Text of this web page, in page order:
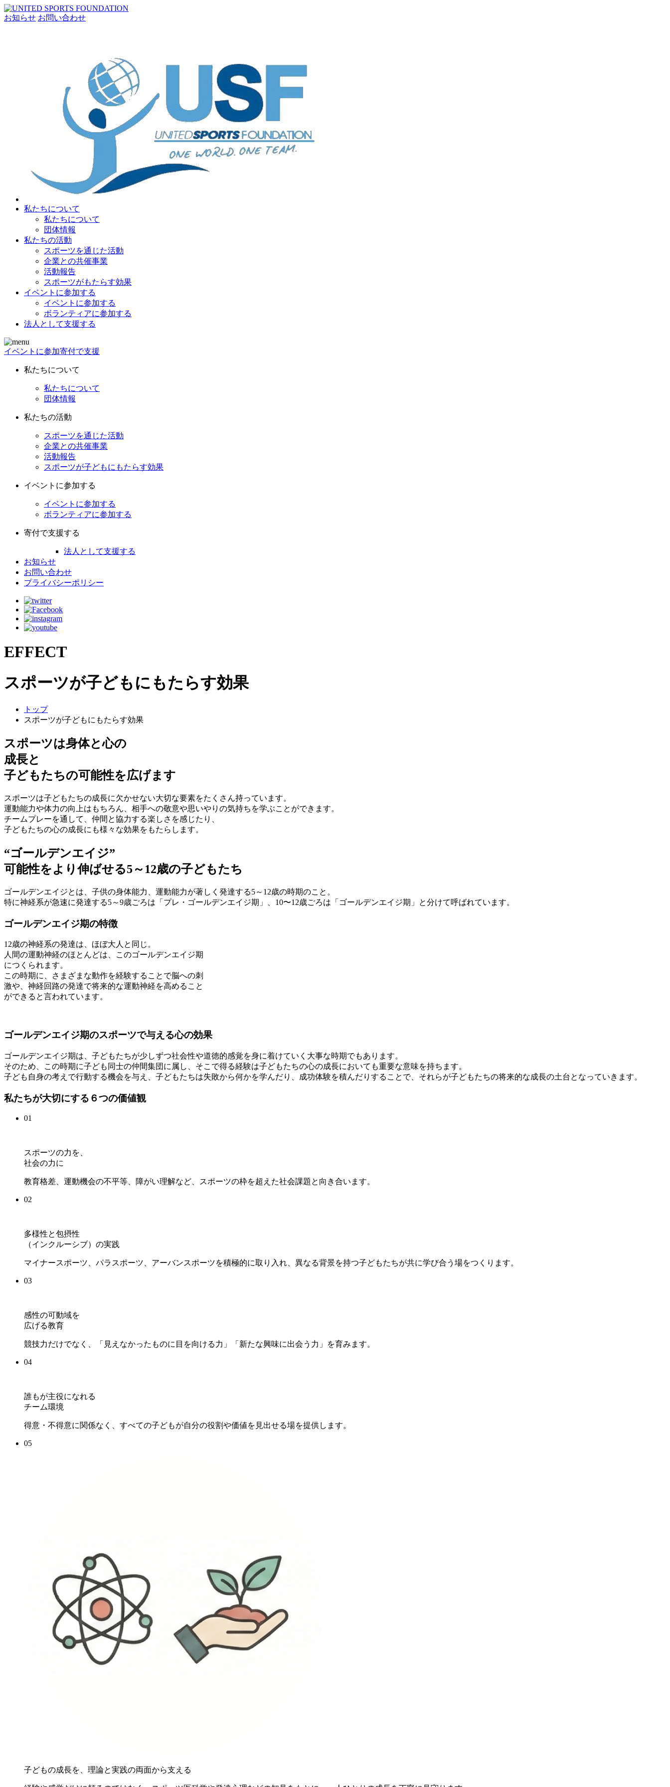
お知らせ お問い合わせ
私たちについて
私たちについて
団体情報
私たちの活動
スポーツを通じた活動
企業との共催事業
活動報告
スポーツがもたらす効果
イベントに参加する
イベントに参加する
ボランティアに参加する
法人として支援する
イベントに参加寄付で支援
私たちについて
私たちについて
団体情報
私たちの活動
スポーツを通じた活動
企業との共催事業
活動報告
スポーツが子どもにもたらす効果
イベントに参加する
イベントに参加する
ボランティアに参加する
寄付で支援する
法人として支援する
お知らせ
お問い合わせ
プライバシーポリシー
EFFECT
スポーツが子どもにもたらす効果
トップ
スポーツが子どもにもたらす効果
スポーツは身体と心の
成長と
子どもたちの可能性を広げます
スポーツは子どもたちの成長に欠かせない大切な要素をたくさん持っています。
運動能力や体力の向上はもちろん、相手への敬意や思いやりの気持ちを学ぶことができます。
チームプレーを通して、仲間と協力する楽しさを感じたり、
子どもたちの心の成長にも様々な効果をもたらします。
“ゴールデンエイジ”
可能性をより伸ばせる5～12歳の子どもたち
ゴールデンエイジとは、子供の身体能力、運動能力が著しく発達する5～12歳の時期のこと。
特に神経系が急速に発達する5～9歳ごろは「プレ・ゴールデンエイジ期」、10〜12歳ごろは「ゴールデンエイジ期」と分けて呼ばれています。
ゴールデンエイジ期の特徴
12歳の神経系の発達は、ほぼ大人と同じ。
人間の運動神経のほとんどは、このゴールデンエイジ期
につくられます。
この時期に、さまざまな動作を経験することで脳への刺
激や、神経回路の発達で将来的な運動神経を高めること
ができると言われています。
ゴールデンエイジ期のスポーツで与える心の効果
ゴールデンエイジ期は、子どもたちが少しずつ社会性や道徳的感覚を身に着けていく大事な時期でもあります。
そのため、この時期に子ども同士の仲間集団に属し、そこで得る経験は子どもたちの心の成長においても重要な意味を持ちます。
子ども自身の考えで行動する機会を与え、子どもたちは失敗から何かを学んだり、成功体験を積んだりすることで、それらが子どもたちの将来的な成長の土台となっていきます。
私たちが大切にする６つの価値観
01
スポーツの力を、
社会の力に
教育格差、運動機会の不平等、障がい理解など、スポーツの枠を超えた社会課題と向き合います。
02
多様性と包摂性
（インクルーシブ）の実践
マイナースポーツ、パラスポーツ、アーバンスポーツを積極的に取り入れ、異なる背景を持つ子どもたちが共に学び合う場をつくります。
03
感性の可動域を
広げる教育
競技力だけでなく、「見えなかったものに目を向ける力」「新たな興味に出会う力」を育みます。
04
誰もが主役になれる
チーム環境
得意・不得意に関係なく、すべての子どもが自分の役割や価値を見出せる場を提供します。
05
子どもの成長を、理論と実践の両面から支える